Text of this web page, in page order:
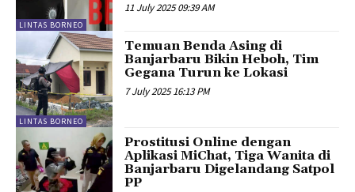
LINTAS BORNEO
11 July 2025 09:39 AM
LINTAS BORNEO
Temuan Benda Asing di
Banjarbaru Bikin Heboh, Tim
Gegana Turun ke Lokasi
7 July 2025 16:13 PM
Prostitusi Online dengan
Aplikasi MiChat, Tiga Wanita di
Banjarbaru Digelandang Satpol
PP